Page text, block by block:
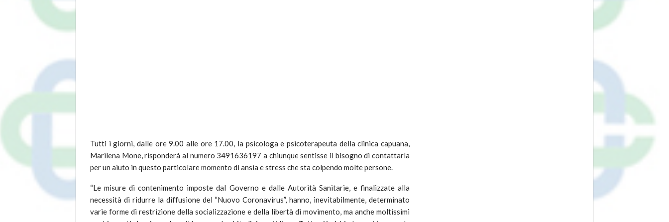
Tutti i giorni, dalle ore 9.00 alle ore 17.00, la psicologa e psicoterapeuta della clinica capuana,
Marilena Mone, risponderà al numero 3491636197 a chiunque sentisse il bisogno di contattarla
per un aiuto in questo particolare momento di ansia e stress che sta colpendo molte persone.
“Le misure di contenimento imposte dal Governo e dalle Autorità Sanitarie, e finalizzate alla
necessità di ridurre la diffusione del “Nuovo Coronavirus”, hanno, inevitabilmente, determinato
varie forme di restrizione della socializzazione e della libertà di movimento, ma anche moltissimi